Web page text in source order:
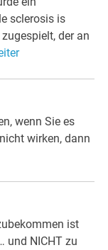
sclerosis is
der an
wenn Sie es
wirken, dann
ist
und NICHT zu